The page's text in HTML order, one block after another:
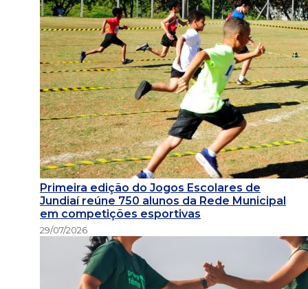
Primeira edição do Jogos Escolares de
Jundiaí reúne 750 alunos da Rede Municipal
em competições esportivas
29/07/2026